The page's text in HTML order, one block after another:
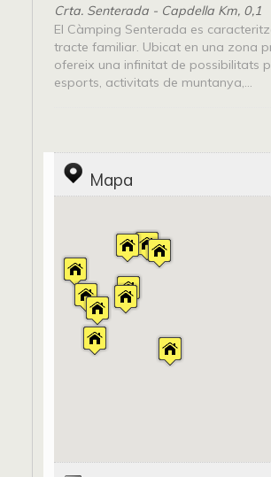
Crta. Senterada - Capdella Km, 0,1
El Càmping Senterada es
tracte familiar. Ubicat en una zona
ofereix una infinitat de possibilitats
esports, activitats de muntanya,...
Mapa